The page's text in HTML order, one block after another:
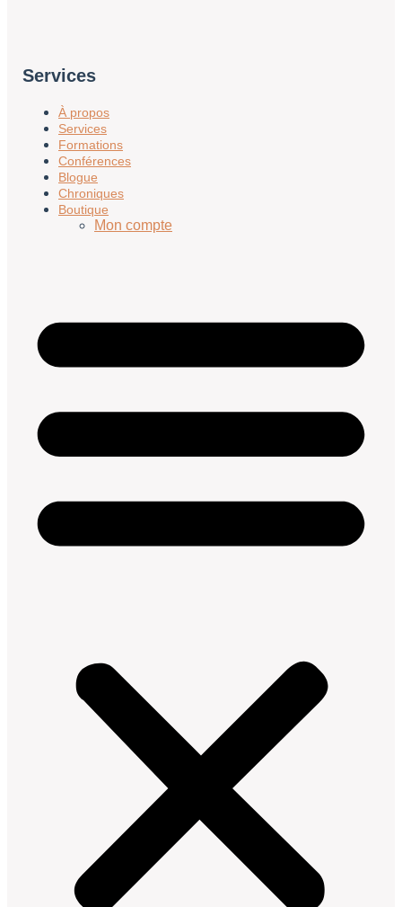
Services
À propos
Services
Formations
Conférences
Blogue
Chroniques
Boutique
Mon compte